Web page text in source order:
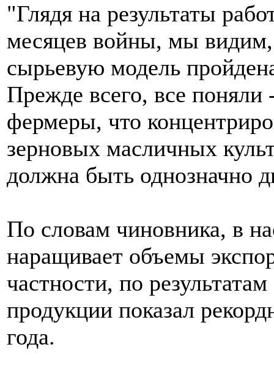
"Глядя на результаты
месяцев войны, мы видим,
сырьевую модель
Прежде всего, все поняли
фермеры, что
зерновых масличных
должна быть однозначно
По словам чиновника, в
наращивает объемы
частности, по
продукции показал
года.